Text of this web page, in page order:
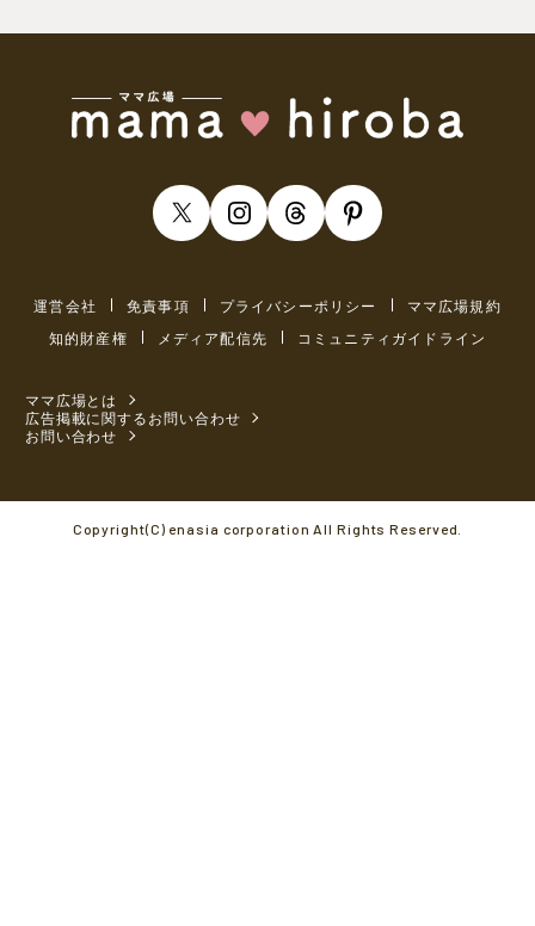
運営会社 免責事項 プライバシーポリシー
ママ広場規約
知的財産権
メディア配信先 コミュニティガイドライン
ママ広場とは
広告掲載に関するお問い合わせ
お問い合わせ
Copyright(C) enasia corporation All Rights Reserved.